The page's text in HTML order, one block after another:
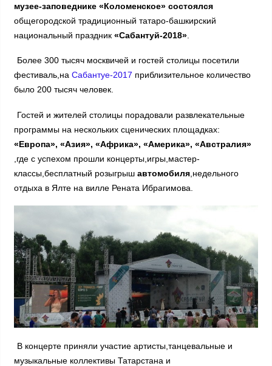
музее-заповеднике «Коломенское» состоялся
общегородской традиционный татаро-башкирский
национальный праздник «Сабантуй-2018».
Более 300 тысяч москвичей и гостей столицы посетили
фестиваль,на Сабантуе-2017 приблизительное количество
было 200 тысяч человек.
Гостей и жителей столицы порадовали развлекательные
программы на нескольких сценических площадках:
«Европа», «Азия», «Африка», «Америка», «Австралия»
,где c успехом прошли концерты,игры,мастер-
классы,бесплатный розыгрыш автомобиля,недельного
отдыха в Ялте на вилле Рената Ибрагимова.
В концерте приняли участие артисты,танцевальные и
музыкальные коллективы Татарстана и